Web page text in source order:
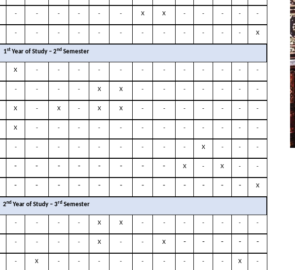
- - - - - - X X - - - - -
- - - - - - - - - - - - X
1stYear of Study – 2ndSemester
X - - - - - - - - - - - -
- - - - X X - - - - - - -
X - X - X X - - - - - - -
X - - - - - - - - - - - -
- - - - - - - - - X - - -
- - - - - - - - X - X - -
- - - - - - - - - - - - X
2ndYear of Study – 3rdSemester
- - - - X X - - - - - - -
- - - - X - - X - - - - -
- X - - - - - - - - - X -